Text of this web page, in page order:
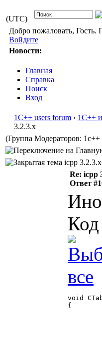
(UTC)
Добро пожаловать, Гость.
Войдите
Новости:
Главная
Справка
Поиск
Вход
1С++ users forum › 1С++
3.2.3.x
(Группа Модераторов: 1c++
icpp
Re: icpp
Ответ
Код
void
{